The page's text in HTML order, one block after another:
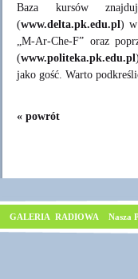
Baza kursów
(www.delta.pk.edu.pl) w
„M-Ar-Che-F” oraz
(www.politeka.pk.edu.pl
jako gość. Warto
« powrót
GALERIA RADIOWA Nasza